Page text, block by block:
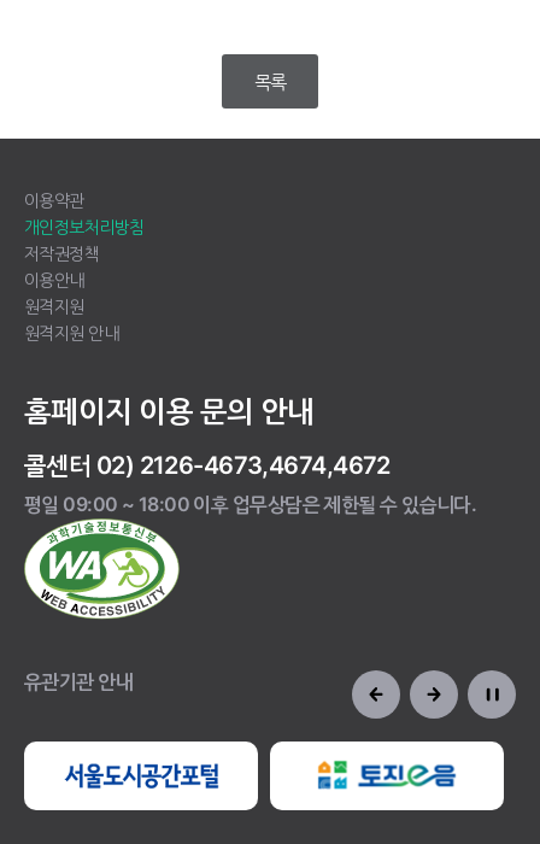
목록
이용약관
개인정보처리방침
저작권정책
이용안내
원격지원
원격지원 안내
홈페이지 이용 문의 안내
콜센터 02) 2126-4673,4674,4672
평일 09:00 ~ 18:00 이후 업무상담은 제한될 수 있습니다.
유관기관 안내